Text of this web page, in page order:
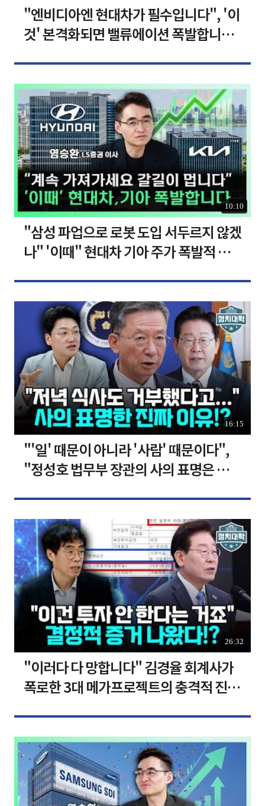
"엔비디아엔 현대차가 필수입니다", '이
것' 본격화되면 밸류에이션 폭발합니다
10:10
"삼성 파업으로 로봇 도입 서두르지 않겠
나" '이때" 현대차 기아 주가 폭발적 성
16:15
"'일' 때문이 아니라 '사람' 때문이다",
"정성호 법무부 장관의 사의 표명은 이재
26:32
"이러다 다 망합니다" 김경율 회계사가
폭로한 3대 메가프로젝트의 충격적 진실